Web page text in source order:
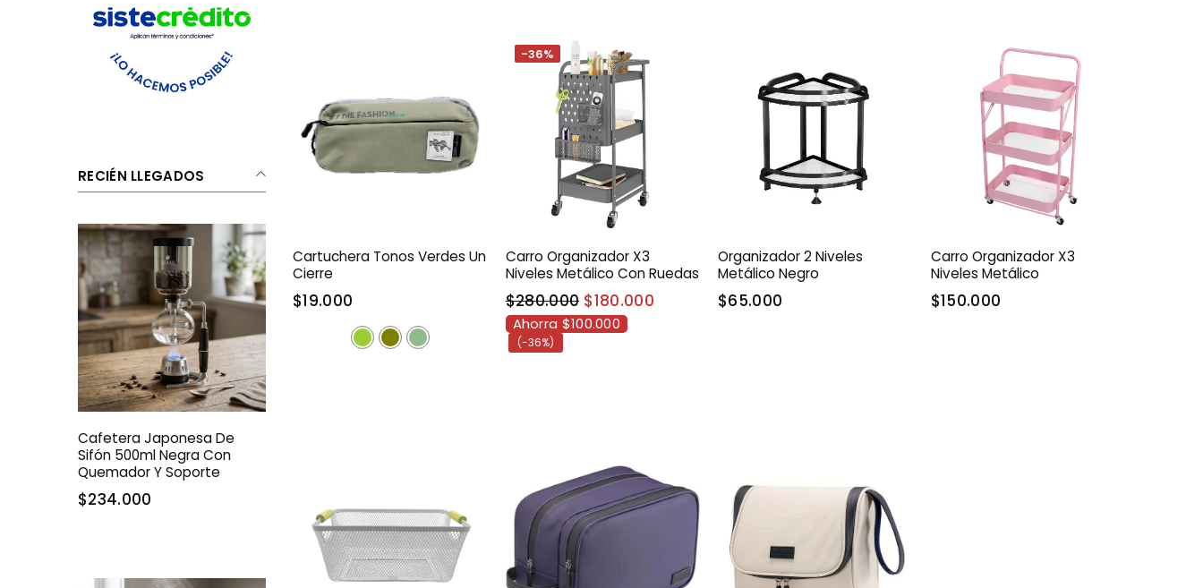
RECIÉN LLEGADOS
Cafetera Japonesa De
Sifón 500ml Negra Con
Quemador Y Soporte
$234.000
Cartuchera Tonos Verdes Un
Cierre
$19.000
-36%
Carro Organizador X3
Niveles Metálico Con Ruedas
$280.000 $180.000
Ahorra $100.000
(-36%)
Organizador 2 Niveles
Metálico Negro
$65.000
Carro Organizador X3
Niveles Metálico
$150.000